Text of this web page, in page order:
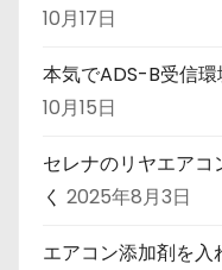
10月17日
本気でADS-B受信
10月15日
セレナのリヤエア
く 2025年8月3日
エアコン添加剤を